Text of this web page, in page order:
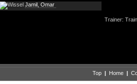
Jamil, Omar
Trainer:
Top | Home |